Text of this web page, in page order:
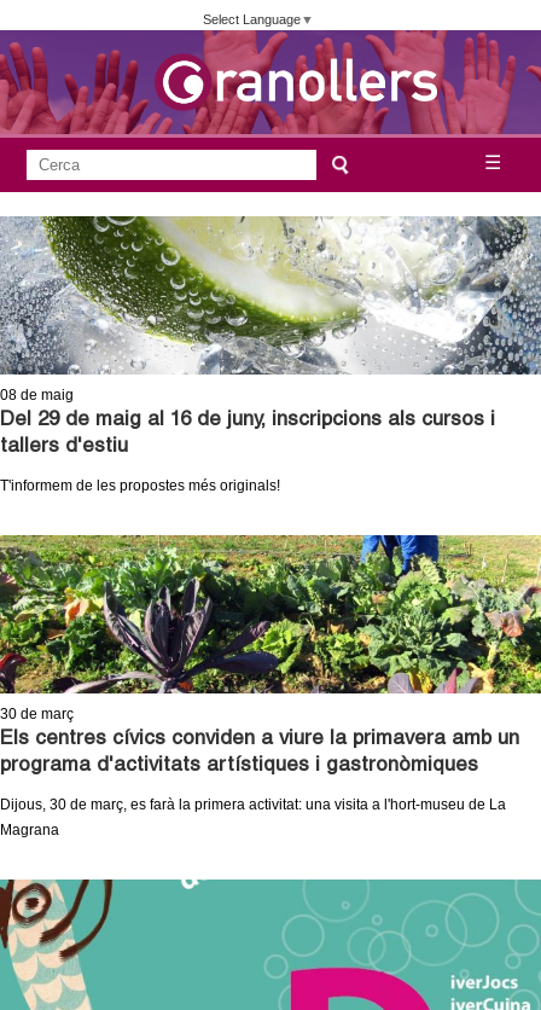
Vés
contingut
Select Language▼
j
u
n
t
a
n
t
d
e
G
r
a
n
o
☰
F
o
r
m
u
l
a
i
d
c
e
r
c
a
e
r
c
a
08 de maig
Del 29 de maig al 16 de juny, inscripcions als cursos i
tallers d'estiu
T'informem de les propostes més originals!
30 de març
Els centres cívics conviden a viure la primavera amb un
programa d'activitats artístiques i gastronòmiques
Dijous, 30 de març, es farà la primera activitat: una visita a l'hort-museu de La
Magrana